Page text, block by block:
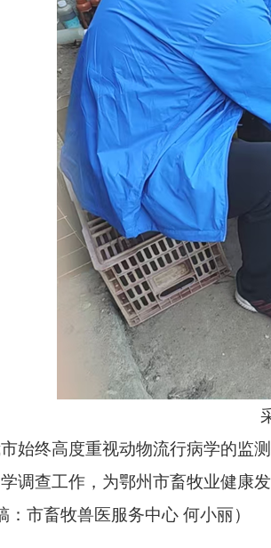
终高度重视动物流行病学的监测
调查工作，为鄂州市畜牧业健康发
：市畜牧兽医服务中心 何小丽）